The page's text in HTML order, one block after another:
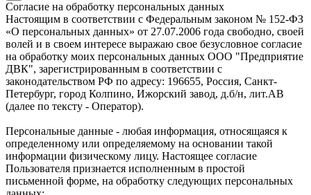
Согласие на обработку персональных данных
Настоящим в соответствии с Федеральным законом № 152-ФЗ
«О персональных данных» от 27.07.2006 года свободно, своей
волей и в своем интересе выражаю свое безусловное согласие
на обработку моих персональных данных ООО "Предприятие
ДВК", зарегистрированным в соответствии с
законодательством РФ по адресу: 196655, Россия, Санкт-
Петербург, город Колпино, Ижорский завод, д.б/н, лит.АВ
(далее по тексту - Оператор).
Персональные данные - любая информация, относящаяся к
определенному или определяемому на основании такой
информации физическому лицу. Настоящее согласие
Пользователя признается исполненным в простой
письменной форме, на обработку следующих персональных